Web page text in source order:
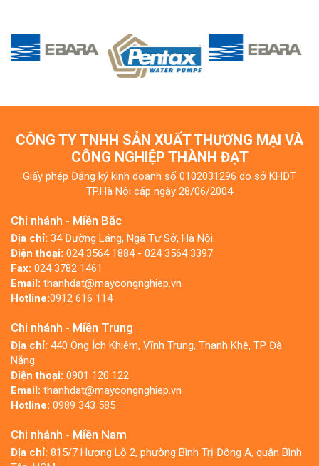
CÔNG TY TNHH SẢN XUẤT THƯƠNG MẠI VÀ
CÔNG NGHIỆP THÀNH ĐẠT
Giấy phép Đăng ký kinh doanh số 0102031296 do sở KHĐT
TP.Hà Nội cấp ngày 28/06/2004
Chi nhánh - Miền Bắc
Địa chỉ: 34 Đường Láng, Ngã Tư Sở, Hà Nội
Điện thoại: 024 3564 1884 - 024 3564 3397
Fax: 024 3782 1461
Email: thanhdat@maycongnghiep.vn
Hotline:0912 616 114
Chi nhánh - Miền Trung
Địa chỉ: 440 Ông Ích Khiêm, Vĩnh Trung, Thanh Khê, TP Đà
Nẵng
Điện thoại: 0901 120 122
Email: thanhdat@maycongnghiep.vn
Hotline: 0989 343 585
Chi nhánh - Miền Nam
Địa chỉ: 815/7 Hương Lộ 2, phường Bình Trị Đông A, quận Bình